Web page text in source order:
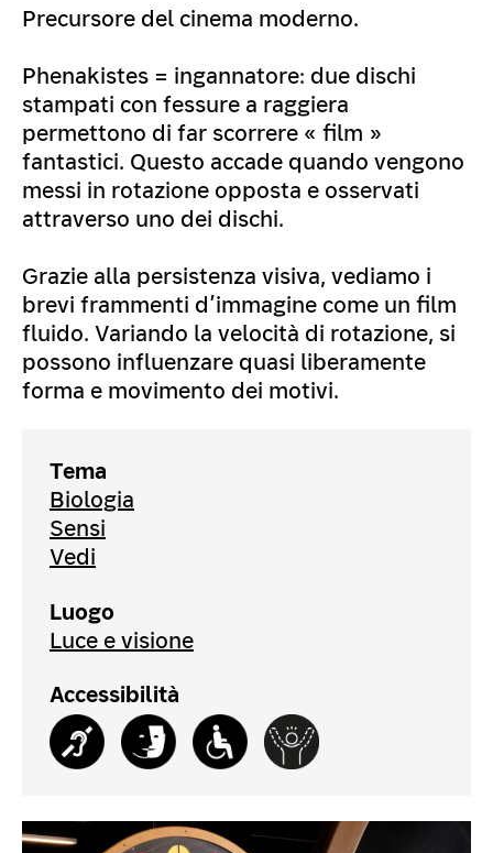
Precursore del cinema moderno.
Phenakistes = ingannatore: due dischi
stampati con fessure a raggiera
permettono di far scorrere « film »
fantastici. Questo accade quando vengono
messi in rotazione opposta e osservati
attraverso uno dei dischi.
Grazie alla persistenza visiva, vediamo i
brevi frammenti d’immagine come un film
fluido. Variando la velocità di rotazione, si
possono influenzare quasi liberamente
forma e movimento dei motivi.
Tema
Biologia
Sensi
Vedi
Luogo
Luce e visione
Accessibilità